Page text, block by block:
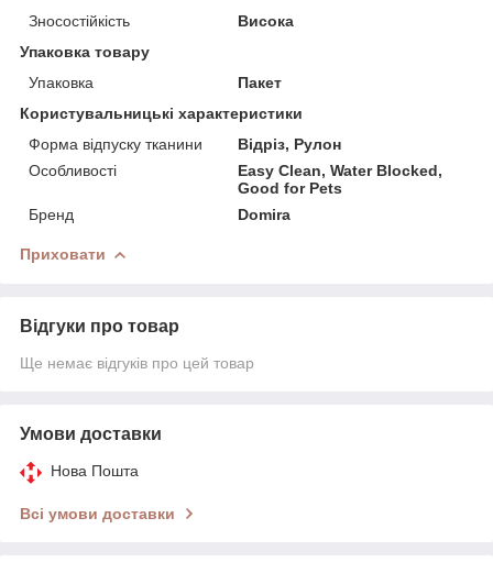
Зносостійкість
Висока
Упаковка товару
Упаковка
Пакет
Користувальницькі характеристики
Форма відпуску тканини
Відріз, Рулон
Особливості
Easy Clean, Water Blocked,
Good for Pets
Бренд
Domira
Приховати
Відгуки про товар
Ще немає відгуків про цей товар
Умови доставки
Нова Пошта
Всі умови доставки